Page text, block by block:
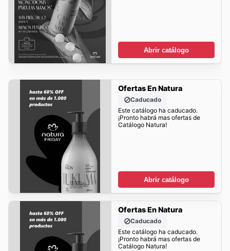
Abrir catálogo
Ofertas En Natura
Caducado
Este catálogo ha caducado.
¡Pronto habrá mas ofertas de
Catálogo Natura!
Abrir catálogo
Ofertas En Natura
Caducado
Este catálogo ha caducado.
¡Pronto habrá mas ofertas de
Catálogo Natura!